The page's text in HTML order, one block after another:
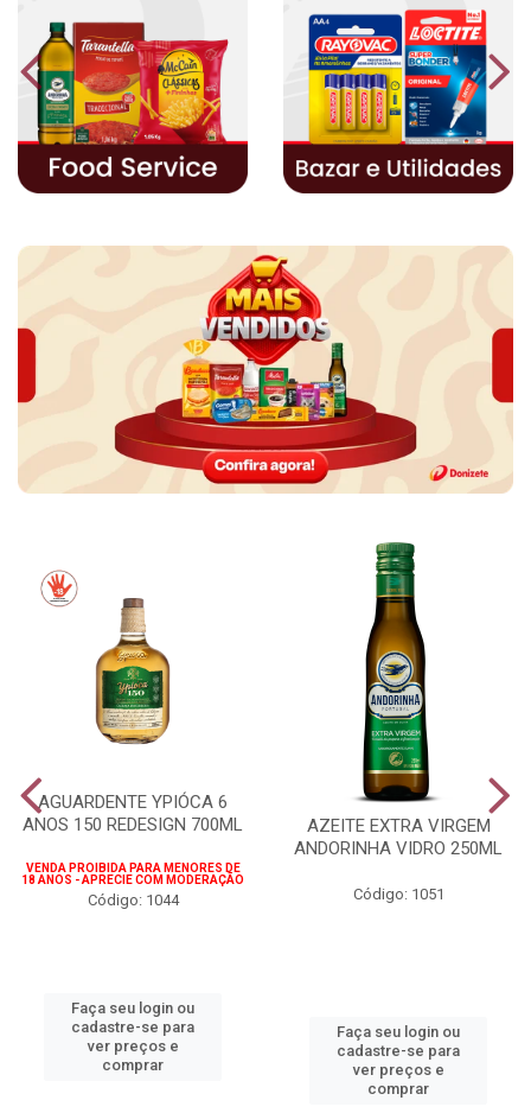
AGUARDENTE YPIÓCA 6
ANOS 150 REDESIGN 700ML
VENDA PROIBIDA PARA MENORES DE
18 ANOS - APRECIE COM MODERAÇÃO
Código: 1044
Faça seu login ou
cadastre-se para
ver preços e
comprar
AZEITE EXTRA VIRGEM
ANDORINHA VIDRO 250ML
Código: 1051
Faça seu login ou
cadastre-se para
ver preços e
comprar